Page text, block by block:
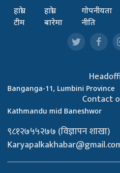
हाम्रो
टीम
हाम्रो
बारेमा
गोपनीयता
नीति
Banganga-11, Lumbini Province
Contact
Kathmandu mid Baneshwor
९८१२७५५२७७ (विज्ञापन शाखा)